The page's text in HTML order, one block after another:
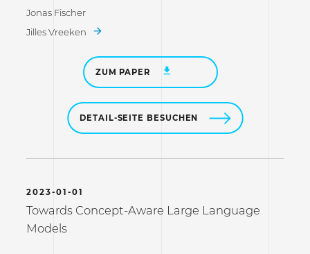
Jonas Fischer
Jilles Vreeken
ZUM PAPER
DETAIL-SEITE BESUCHEN
2023-01-01
Towards Concept-Aware Large Language
Models